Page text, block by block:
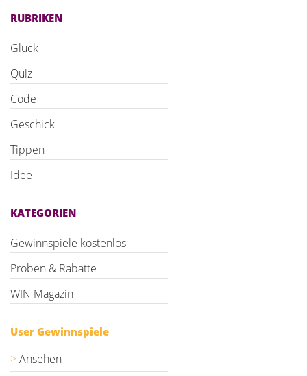
RUBRIKEN
Glück
Quiz
Code
Geschick
Tippen
Idee
KATEGORIEN
Gewinnspiele kostenlos
Proben & Rabatte
WIN Magazin
User Gewinnspiele
Ansehen